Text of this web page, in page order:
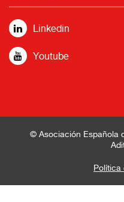
Linkedin
Youtube
© Asociación Española
Política